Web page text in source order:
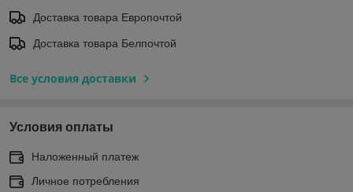
Доставка товара Европочтой
Доставка товара Белпочтой
Все условия доставки
Условия оплаты
Наложенный платеж
Личное потребления